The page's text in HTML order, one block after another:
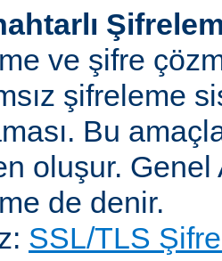
ve şifre
şifreleme
Bu
oluşur. Genel
de denir.
SSL/TLS